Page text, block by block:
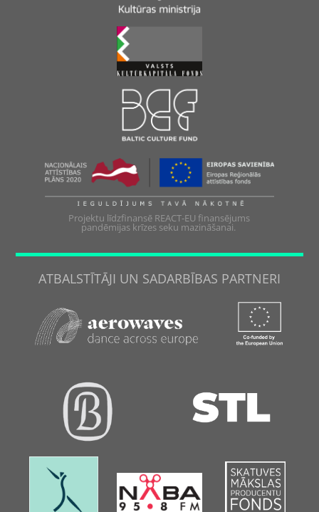
Projektu līdzfinansē REACT-EU finansējums
pandēmijas krīzes seku mazināšanai.
ATBALSTĪTĀJI UN SADARBĪBAS PARTNERI